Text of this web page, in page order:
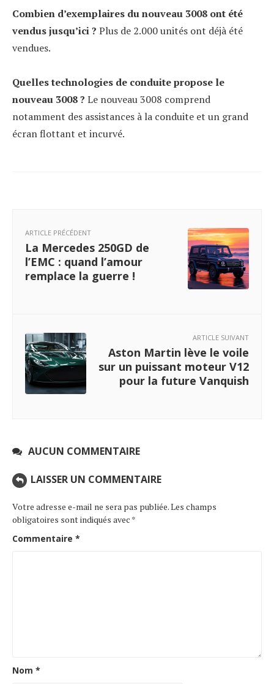
Combien d’exemplaires du nouveau 3008 ont été
vendus jusqu’ici ? Plus de 2.000 unités ont déjà été
vendues.
Quelles technologies de conduite propose le
nouveau 3008 ? Le nouveau 3008 comprend
notamment des assistances à la conduite et un grand
écran flottant et incurvé.
ARTICLE PRÉCÉDENT
La Mercedes 250GD de
l’EMC : quand l’amour
remplace la guerre !
ARTICLE SUIVANT
Aston Martin lève le voile
sur un puissant moteur V12
pour la future Vanquish
AUCUN COMMENTAIRE
LAISSER UN COMMENTAIRE
Votre adresse e-mail ne sera pas publiée.Les champs
obligatoires sont indiqués avec *
Commentaire *
Nom *